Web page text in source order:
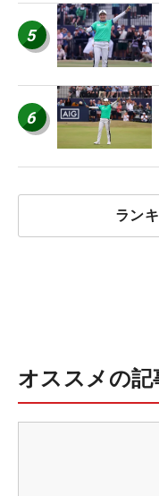
5
6
ラン
オススメの記